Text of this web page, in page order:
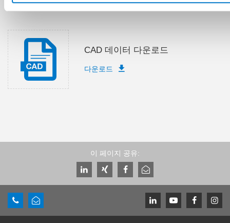
CAD 데이터 다운로드
다운로드
이 페이지 공유: